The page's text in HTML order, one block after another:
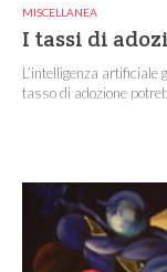
MISCELLANEA
I tassi di
L’intelligenza artificiale
tasso di adozione